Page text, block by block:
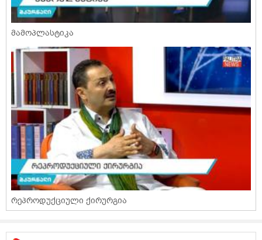
მამოპლასტიკა
რეპროდუქციული ქირურგია